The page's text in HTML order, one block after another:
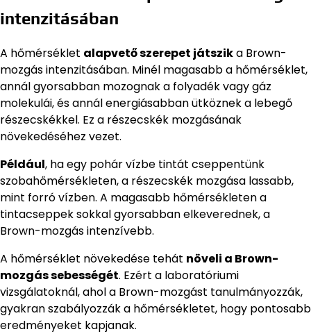
intenzitásában
A hőmérséklet alapvető szerepet játszika Brown-
mozgás intenzitásában. Minél magasabb a hőmérséklet,
annál gyorsabban mozognak a folyadék vagy gáz
molekulái, és annál energiásabban ütköznek a lebegő
részecskékkel. Ez a részecskék mozgásának
növekedéséhez vezet.
Például, ha egy pohár vízbe tintát cseppentünk
szobahőmérsékleten, a részecskék mozgása lassabb,
mint forró vízben. A magasabb hőmérsékleten a
tintacseppek sokkal gyorsabban elkeverednek, a
Brown-mozgás intenzívebb.
A hőmérséklet növekedése tehát növeli a Brown-
mozgás sebességét. Ezért a laboratóriumi
vizsgálatoknál, ahol a Brown-mozgást tanulmányozzák,
gyakran szabályozzák a hőmérsékletet, hogy pontosabb
eredményeket kapjanak.